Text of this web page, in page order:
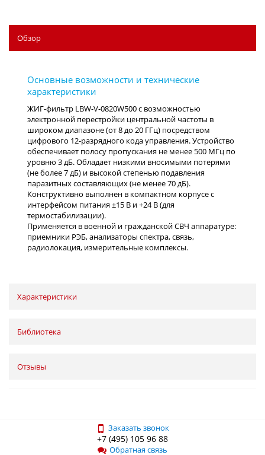
Обзор
Характеристики
Библиотека
Отзывы
Заказать звонок
+7 (495) 105 96 88
Обратная связь